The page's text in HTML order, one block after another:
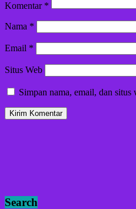
Komentar *
Nama *
Email *
Situs Web
Simpan nama, email, dan
Search